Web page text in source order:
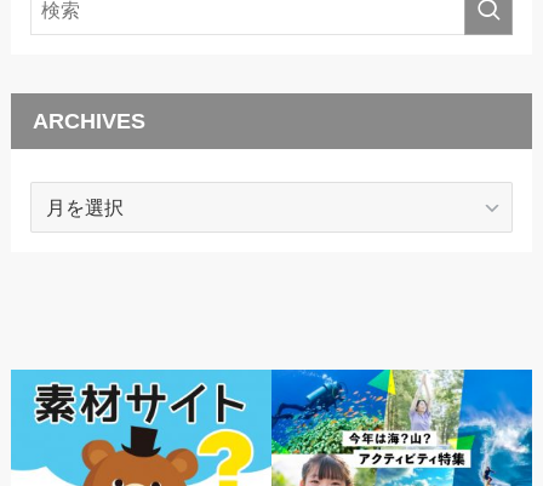
ARCHIVES
ARCHIVES